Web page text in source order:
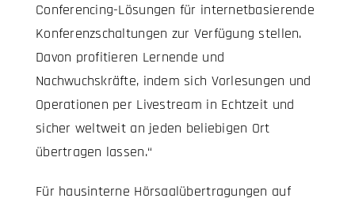
Conferencing-Lösungen für internetbasierende
Konferenzschaltungen zur Verfügung stellen.
Davon profitieren Lernende und
Nachwuchskräfte, indem sich Vorlesungen und
Operationen per Livestream in Echtzeit und
sicher weltweit an jeden beliebigen Ort
übertragen lassen.“
Für hausinterne Hörsaalübertragungen auf